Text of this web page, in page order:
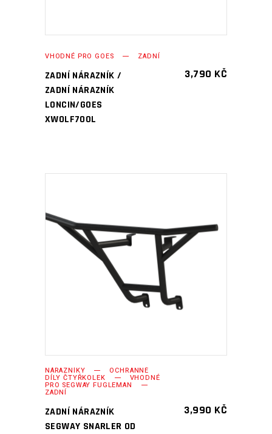
VHODNÉ PRO GOES ZADNÍ
ZADNÍ NÁRAZNÍK /
ZADNÍ NÁRAZNÍK
LONCIN/GOES
XWOLF700L
3,790 KČ
PŘIDAT DO KOŠÍKU
NÁRAZNÍKY OCHRANNÉ
DÍLY ČTYŘKOLEK VHODNÉ
PRO SEGWAY FUGLEMAN
ZADNÍ
ZADNÍ NÁRAZNÍK
SEGWAY SNARLER OD
3,990 KČ